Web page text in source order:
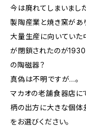
今は廃れてしまいまし
製陶産業と焼き窯があ
大量生産に向いていた
が閉鎖されたのが
の陶磁器？
真偽は不明ですが...。
マカオの老舗食器店に
柄の出方に大きな個体
をお選びください。